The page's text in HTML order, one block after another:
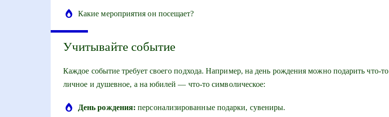
Какие мероприятия он посещает?
Учитывайте событие
Каждое событие требует своего подхода. Например, на день рождения можно подарить что-то
личное и душевное, а на юбилей — что-то символическое:
День рождения: персонализированные подарки, сувениры.